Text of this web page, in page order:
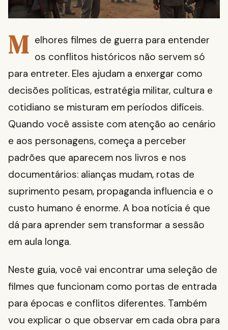
M elhores filmes de guerra para entender
os conflitos históricos não servem só
para entreter. Eles ajudam a enxergar como
decisões políticas, estratégia militar, cultura e
cotidiano se misturam em períodos difíceis.
Quando você assiste com atenção ao cenário
e aos personagens, começa a perceber
padrões que aparecem nos livros e nos
documentários: alianças mudam, rotas de
suprimento pesam, propaganda influencia e o
custo humano é enorme. A boa notícia é que
dá para aprender sem transformar a sessão
em aula longa.
Neste guia, você vai encontrar uma seleção de
filmes que funcionam como portas de entrada
para épocas e conflitos diferentes. Também
vou explicar o que observar em cada obra para